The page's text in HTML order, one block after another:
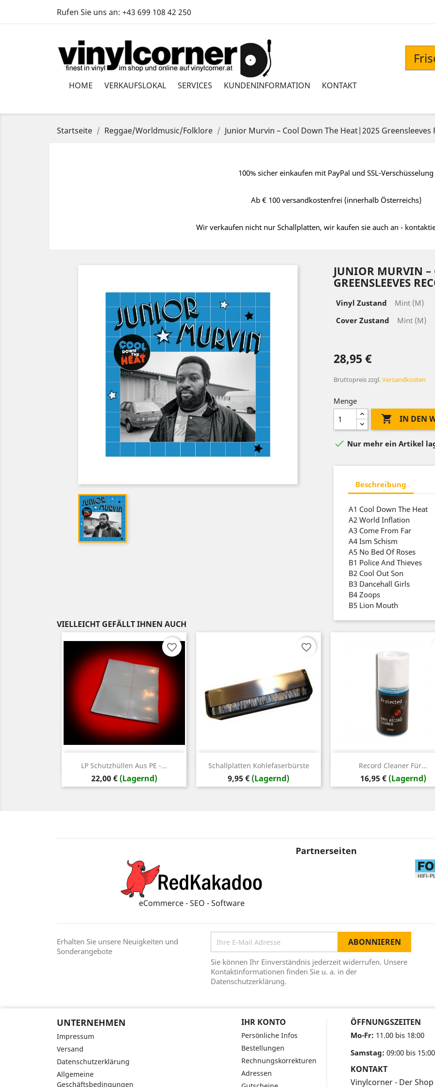
Rufen Sie uns an: +43 699 108 42 250
HOME VERKAUFSLOKAL SERVICES KUNDENINFORMATION KONTAKT
Startseite Reggae/Worldmusic/Folklore Junior Murvin – Cool Down The Heat|2025 Greensleeves
100% sicher einkaufen mit PayPal und SSL-Verschüsselung
Ab € 100 versandkostenfrei (innerhalb Österreichs)
Wir verkaufen nicht nur Schallplatten, wir kaufen sie auch an -
JUNIOR MURVIN –
GREENSLEEVES
Vinyl Zustand
Mint (M)
Cover Zustand
Mint (M)
28,95 €
Bruttopreiszzgl.Versandkosten
Menge
 IN DEN
 Nur mehr ein Artikel
Beschreibung
A1 Cool Down The Heat
A2 World Inflation
A3 Come From Far
A4 Ism Schism
A5 No Bed Of Roses
B1 Police And Thieves
B2 Cool Out Son
B3 Dancehall Girls
B4 Zoops
B5 Lion Mouth
VIELLEICHT GEFÄLLT IHNEN AUCH
LP Schutzhüllen Aus PE -...
Preis
22,00 € (Lagernd)
Vorschau
favorite_border
Schallplatten Kohlefaserbürste
Preis
9,95 € (Lagernd)
Vorschau
favorite_border
Record Cleaner Für...
Preis
16,95 € (Lagernd)
Vorschau
Partnerseiten
eCommerce - SEO - Software
Erhalten Sie unsere Neuigkeiten und
Sonderangebote
Sie können Ihr Einverständnis jederzeit widerrufen. Unsere
Kontaktinformationen finden Sie u. a. in der
Datenschutzerklärung.
UNTERNEHMEN
Impressum
Versand
Datenschutzerklärung
Allgemeine
Geschäftsbedingungen
IHR KONTO
Persönliche Infos
Bestellungen
Rechnungskorrekturen
Adressen
ÖFFNUNGSZEITEN
Mo-Fr: 11.00 bis 18:00
Samstag: 09:00 bis 15:00
KONTAKT
Vinylcorner - Der